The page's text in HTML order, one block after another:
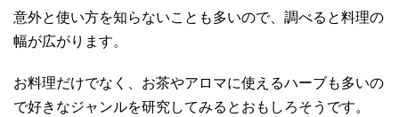
意外と使い方を知らないことも多いので、調べると料理の
幅が広がります。
お料理だけでなく、お茶やアロマに使えるハーブも多いの
で好きなジャンルを研究してみるとおもしろそうです。